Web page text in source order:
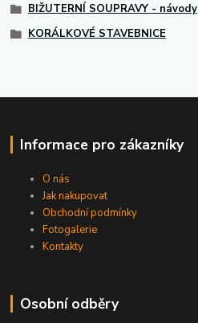
BIŽUTERNÍ SOUPRAVY - návody
KORÁLKOVÉ STAVEBNICE
Informace pro zákazníky
O nás
Jak nakupovat
Obchodní podmínky
Fotogalerie
Kontakty
Osobní odběry